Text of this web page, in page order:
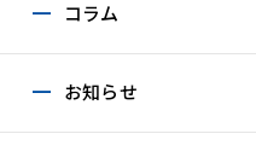
コラム
お知らせ